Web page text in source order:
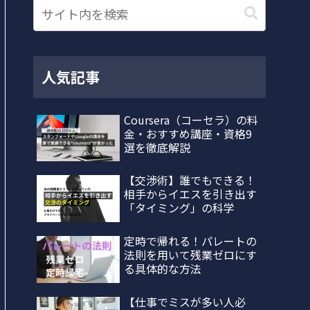
人気記事
Coursera（コーセラ）の料
金・おすすめ講座・資格9
選を徹底解説
【交渉術】誰でもできる！
相手からイエスを引き出す
「タイミング」の科学
定時で帰れる！パレートの
法則を用いて残業ゼロにす
る具体的な方法
【仕事でミスが多い人必